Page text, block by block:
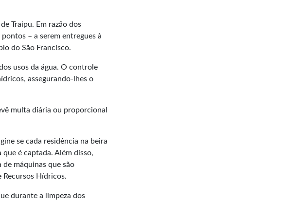
Traipu. Em razão dos
– a serem entregues à
do São Francisco.
usos da água. O controle
assegurando-lhes o
multa diária ou proporcional
se cada residência na beira
é captada. Além disso,
máquinas que são
Recursos Hídricos.
durante a limpeza dos